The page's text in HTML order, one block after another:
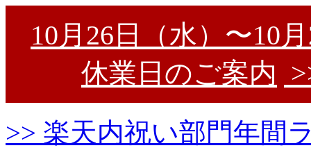
10月26日（水）〜10
休業日のご案内
>> 楽天内祝い部門年間